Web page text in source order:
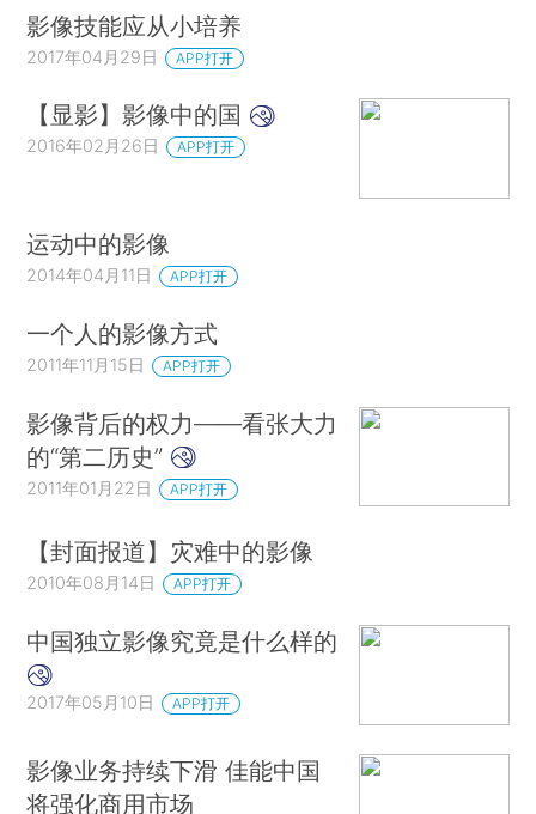
影像技能应从小培养
2017年04月29日 APP打开
【显影】影像中的国
2016年02月26日 APP打开
运动中的影像
2014年04月11日 APP打开
一个人的影像方式
2011年11月15日 APP打开
影像背后的权力——看张大力
的“第二历史”
2011年01月22日 APP打开
【封面报道】灾难中的影像
2010年08月14日 APP打开
中国独立影像究竟是什么样的
2017年05月10日 APP打开
影像业务持续下滑 佳能中国
将强化商用市场